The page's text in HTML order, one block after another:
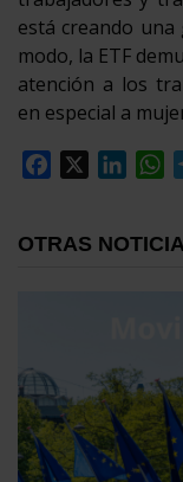
está creando una
modo, la ETF
atención a los
en especial a
Facebook
OTRAS